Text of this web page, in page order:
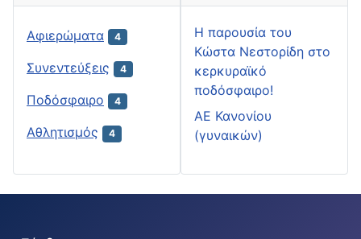
Αφιερώματα 4
Συνεντεύξεις 4
Ποδόσφαιρο 4
Αθλητισμός 4
H παρουσία του
Κώστα Νεστορίδη στο
κερκυραϊκό
ποδόσφαιρο!
ΑΕ Κανονίου
(γυναικών)